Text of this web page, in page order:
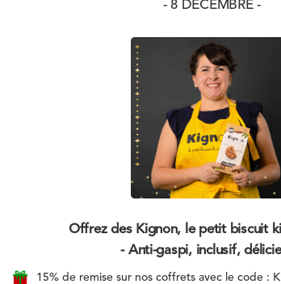
- 8 DECEMBRE -
Offrez des Kignon, le petit biscuit
- Anti-gaspi, inclusif,
15% de remise sur nos coffrets avec le code :